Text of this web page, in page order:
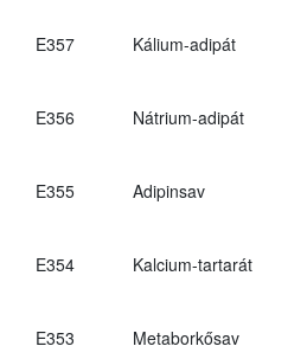
E357 Kálium-adipát
E356 Nátrium-adipát
E355 Adipinsav
E354 Kalcium-tartarát
E353 Metaborkősav